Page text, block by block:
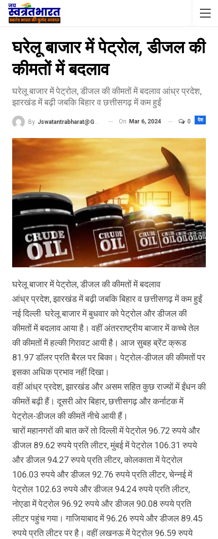
घरेलू बाजार में पेट्रोल, डीजल की
कीमतों में बदलाव
घरेलू बाजार में पेट्रोल, डीजल की कीमतों में बदलाव आंध्र प्रदेश,
झारखंड में बढ़ी जबकि बिहार व छत्तीसगढ़ में कम हुईं
देश
By Jswatantrabharat@gmail.com On Mar 6, 2024 0
घरेलू बाजार में पेट्रोल, डीजल की कीमतों में बदलाव
आंध्र प्रदेश, झारखंड में बढ़ी जबकि बिहार व छत्तीसगढ़ में कम हुईं
नई दिल्ली घरेलू बाजार में बुधवार को पेट्रोल और डीजल की
कीमतों में बदलाव आया है। वहीं अंतरराष्ट्रीय बाजार में कच्चे तेल
की कीमतों में हल्की गिरावट आयी है। आज सुबह ब्रेंट क्रूड
81.97 डॉलर प्रति बैरल पर बिका। पेट्रोल-डीजल की कीमतों पर
इसका अधिक प्रभाव नहीं दिखा।
वहीं आंध्र प्रदेश, झारखंड और असम सहित कुछ राज्यों में ईंधन की
कीमतें बढ़ी हैं। दूसरी ओर बिहार, छत्तीसगढ़ और कर्नाटक में
पेट्रोल-डीजल की कीमतें नीचे आयी हैं।
चारों महानगरों की बात करें तो दिल्ली में पेट्रोल 96.72 रुपये और
डीजल 89.62 रुपये प्रति लीटर, मुंबई में पेट्रोल 106.31 रुपये
और डीजल 94.27 रुपये प्रति लीटर, कोलकाता में पेट्रोल
106.03 रुपये और डीजल 92.76 रुपये प्रति लीटर, चेन्नई में
पेट्रोल 102.63 रुपये और डीजल 94.24 रुपये प्रति लीटर,
नोएडा में पेट्रोल 96.92 रुपये और डीजल 90.08 रुपये प्रति
लीटर पहुंच गया। गाजियाबाद में 96.26 रुपये और डीजल 89.45
रुपये प्रति लीटर पर है। वहीं लखनऊ में पेट्रोल 96.59 रुपये